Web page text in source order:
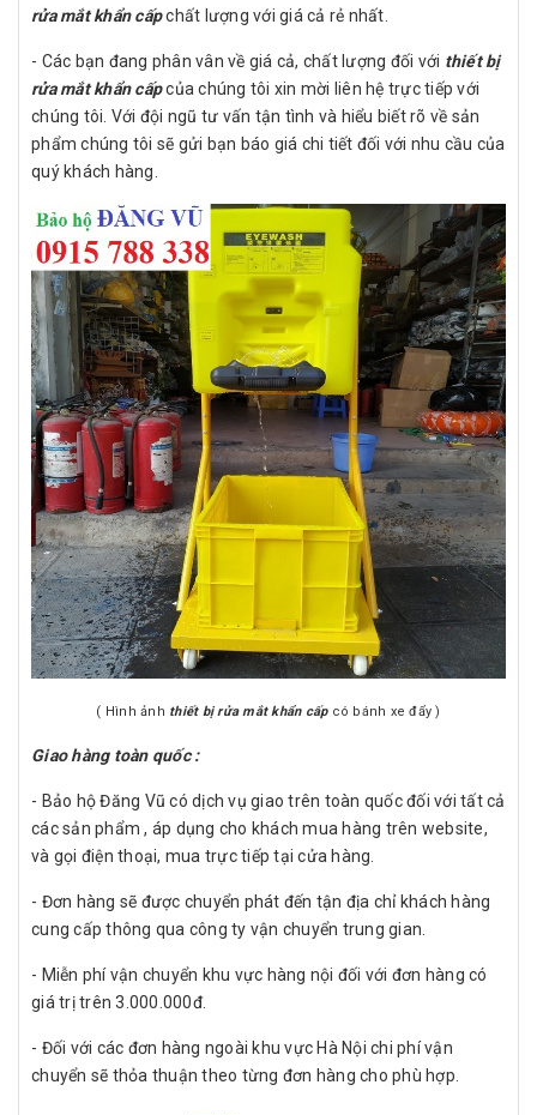
rửa mắt khẩn cấpchất lượng với giá cả rẻ nhất.
- Các bạn đang phân vân về giá cả, chất lượng đối với thiết bị
rửa mắt khẩn cấpcủa chúng tôi xin mời liên hệ trực tiếp với
chúng tôi. Với đội ngũ tư vấn tận tình và hiểu biết rõ về sản
phẩm chúng tôi sẽ gửi bạn báo giá chi tiết đối với nhu cầu của
quý khách hàng.
( Hình ảnh thiết bị rửa mắt khẩn cấp có bánh xe đẩy )
Giao hàng toàn quốc :
- Bảo hộ Đăng Vũ có dịch vụ giao trên toàn quốc đối với tất cả
các sản phẩm , áp dụng cho khách mua hàng trên website,
và gọi điện thoại, mua trực tiếp tại cửa hàng.
- Đơn hàng sẽ được chuyển phát đến tận địa chỉ khách hàng
cung cấp thông qua công ty vận chuyển trung gian.
- Miễn phí vận chuyển khu vực hàng nội đối với đơn hàng có
giá trị trên 3.000.000đ.
- Đối với các đơn hàng ngoài khu vực Hà Nội chi phí vận
chuyển sẽ thỏa thuận theo từng đơn hàng cho phù hợp.